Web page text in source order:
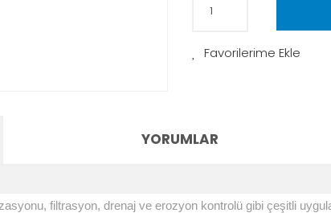
YORUMLAR
filtrasyon, drenaj ve erozyon kontrolü gibi çeşitli